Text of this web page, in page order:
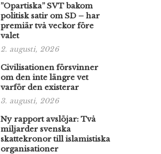
”Opartiska” SVT bakom
politisk satir om SD – har
premiär två veckor före
valet
2. augusti, 2026
Civilisationen försvinner
om den inte längre vet
varför den existerar
3. augusti, 2026
Ny rapport avslöjar: Två
miljarder svenska
skattekronor till islamistiska
organisationer